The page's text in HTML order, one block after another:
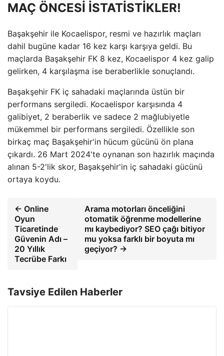
MAÇ ÖNCESİ İSTATİSTİKLER!
Başakşehir ile Kocaelispor, resmi ve hazırlık maçları
dahil bugüne kadar 16 kez karşı karşıya geldi. Bu
maçlarda Başakşehir FK 8 kez, Kocaelispor 4 kez galip
gelirken, 4 karşılaşma ise beraberlikle sonuçlandı.
Başakşehir FK iç sahadaki maçlarında üstün bir
performans sergiledi. Kocaelispor karşısında 4
galibiyet, 2 beraberlik ve sadece 2 mağlubiyetle
mükemmel bir performans sergiledi. Özellikle son
birkaç maç Başakşehir'in hücum gücünü ön plana
çıkardı. 26 Mart 2024'te oynanan son hazırlık maçında
alınan 5-2'lik skor, Başakşehir'in iç sahadaki gücünü
ortaya koydu.
← Online
Oyun
Ticaretinde
Güvenin Adı –
20 Yıllık
Tecrübe Farkı
Arama motorları önceliğini
otomatik öğrenme modellerine
mı kaybediyor? SEO çağı bitiyor
mu yoksa farklı bir boyuta mı
geçiyor? →
Tavsiye Edilen Haberler